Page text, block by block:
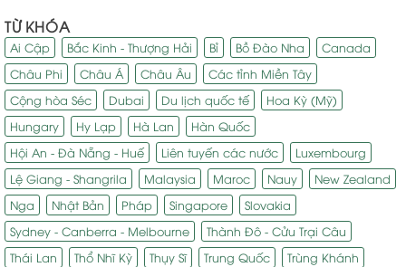
TỪ KHÓA
Ai Cập Bắc Kinh - Thượng Hải Bỉ Bồ Đào Nha
Canada
Châu Phi
Châu Á Châu Âu
Các tỉnh Miền Tây
Cộng hòa Séc
Dubai Du lịch quốc tế
Hoa Kỳ (Mỹ)
Hungary
Hy Lạp Hà Lan
Hàn Quốc
Hội An - Đà Nẵng - Huế
Liên tuyến các nước
Luxembourg
Lệ Giang - Shangrila
Malaysia Maroc Nauy
New Zealand
Nga
Nhật Bản Pháp Singapore
Slovakia
Sydney - Canberra - Melbourne
Thành Đô - Cửu Trại Câu
Thái Lan
Thổ Nhĩ Kỳ Thụy Sĩ Trung Quốc
Trùng Khánh